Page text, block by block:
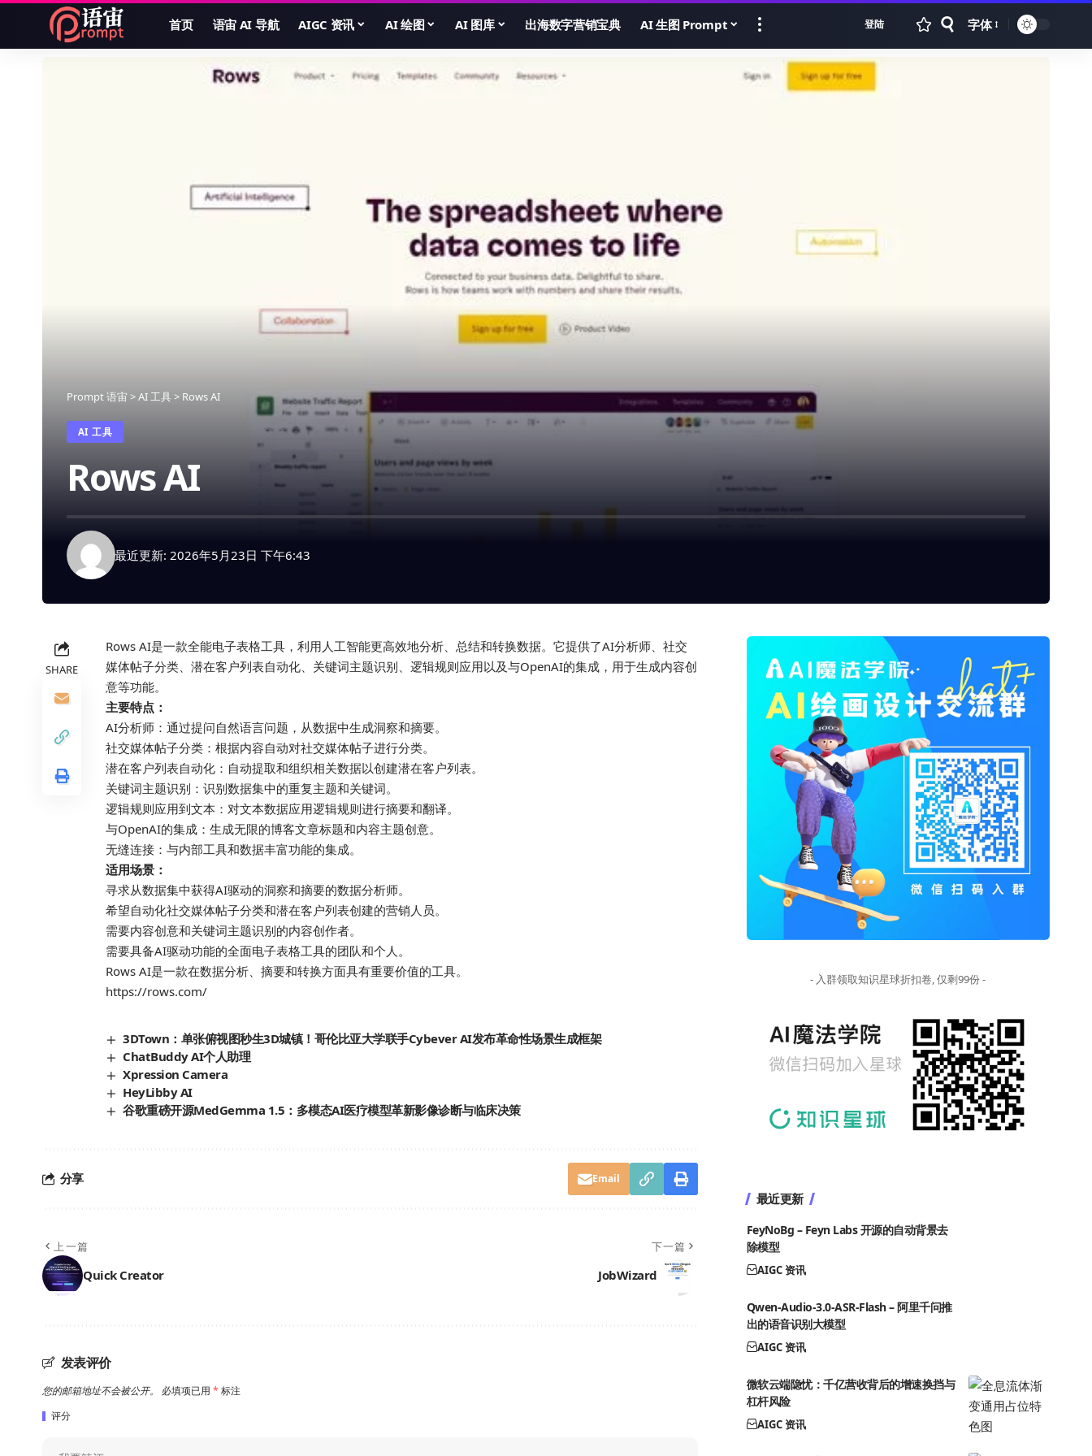
首页 语宙 AI 导航 AIGC 资讯 AI 绘图 AI 图库 出海数字营销宝典 AI 生图 Prompt 登陆
Font
Resizer
字体
Prompt 语宙>AI 工具> Rows AI
AI 工具
Rows AI
最近更新: 2026年5月23日 下午6:43
SHARE
Rows AI是一款全能电子表格工具，利用人工智能更高效地分析、总结和转换数据。它提供了AI分析师、社交
媒体帖子分类、潜在客户列表自动化、关键词主题识别、逻辑规则应用以及与OpenAI的集成，用于生成内容创
意等功能。
主要特点：
AI分析师：通过提问自然语言问题，从数据中生成洞察和摘要。
社交媒体帖子分类：根据内容自动对社交媒体帖子进行分类。
潜在客户列表自动化：自动提取和组织相关数据以创建潜在客户列表。
关键词主题识别：识别数据集中的重复主题和关键词。
逻辑规则应用到文本：对文本数据应用逻辑规则进行摘要和翻译。
与OpenAI的集成：生成无限的博客文章标题和内容主题创意。
无缝连接：与内部工具和数据丰富功能的集成。
适用场景：
寻求从数据集中获得AI驱动的洞察和摘要的数据分析师。
希望自动化社交媒体帖子分类和潜在客户列表创建的营销人员。
需要内容创意和关键词主题识别的内容创作者。
需要具备AI驱动功能的全面电子表格工具的团队和个人。
Rows AI是一款在数据分析、摘要和转换方面具有重要价值的工具。
https://rows.com/
3DTown：单张俯视图秒生3D城镇！哥伦比亚大学联手Cybever AI发布革命性场景生成框架
ChatBuddy AI个人助理
Xpression Camera
HeyLibby AI
谷歌重磅开源MedGemma 1.5：多模态AI医疗模型革新影像诊断与临床决策
分享 Email
上一篇
Quick Creator
下一篇
JobWizard
发表评价
您的邮箱地址不会被公开。 必填项已用 * 标注
评分
- 入群领取知识星球折扣卷, 仅剩99份 -
最近更新
FeyNoBg – Feyn Labs 开源的自动背景去
除模型
AIGC 资讯
Qwen-Audio-3.0-ASR-Flash – 阿里千问推
出的语音识别大模型
AIGC 资讯
微软云端隐忧：千亿营收背后的增速换挡与
杠杆风险
AIGC 资讯